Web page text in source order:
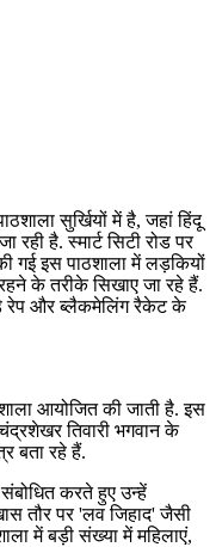
सुर्खियों में है, जहां हिंदू
है. स्मार्ट सिटी रोड पर
गई इस पाठशाला में लड़कियों
के तरीके सिखाए जा रहे हैं.
रेप और ब्लैकमेलिंग रैकेट के
आयोजित की जाती है. इस
तिवारी भगवान के
बता रहे हैं.
संबोधित करते हुए उन्हें
तौर पर 'लव जिहाद' जैसी
में बड़ी संख्या में महिलाएं,